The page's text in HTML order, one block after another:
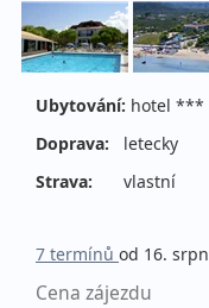
Ubytování: hotel ***
Doprava:
letecky
Strava:
vlastní
7 termínů od 16.
Cena zájezdu